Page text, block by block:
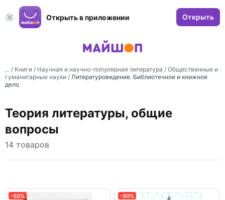
Открыть в приложении Открыть
... / Книги / Научная и научно-популярная литература / Общественные и
гуманитарные науки / Литературоведение. Библиотечное и книжное
дело
Теория литературы, общие
вопросы
14 товаров
-50% -50%